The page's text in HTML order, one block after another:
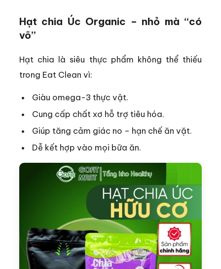
Hạt chia Úc Organic – nhỏ mà “có
võ”
Hạt chia là siêu thực phẩm không thể thiếu
trong Eat Clean vì:
Giàu omega-3 thực vật.
Cung cấp chất xơ hỗ trợ tiêu hóa.
Giúp tăng cảm giác no – hạn chế ăn vặt.
Dễ kết hợp vào mọi bữa ăn.